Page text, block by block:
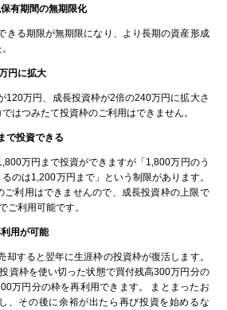
有期間の無期限化
きる期限が無期限になり、より長期の資産形成
円に拡大
120万円、成長投資枠が2倍の240万円に拡大さ
はつみたて投資枠のご利用はできません。
で投資できる
万円まで投資ができますが「1,800万円のう
のは1,200万円まで」という制限があります。
ご利用はできませんので、成長投資枠の上限で
ご利用可能です。
用が可能
却すると翌年に生涯枠の投資枠が復活します。
資枠を使い切った状態で買付残高300万円分の
万円分の枠を再利用できます。 まとまったお
、その後に余裕が出たら再び投資を始めるな